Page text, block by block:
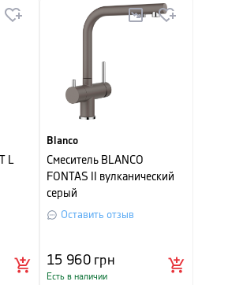
L
Blanco
Смеситель BLANCO
FONTAS II вулканический
серый
Оставить отзыв
15 960грн
Есть в наличии